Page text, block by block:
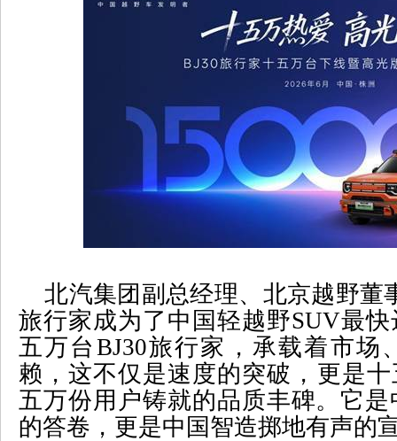
北汽集团副总经理、北京越野董
旅行家成为了中国轻越野SUV最快
五万台 BJ30旅行家，承载着市场
赖，这不仅是速度的突破，更是
五万份用户铸就的品质丰碑。它是
的答卷，更是中国智造掷地有声的